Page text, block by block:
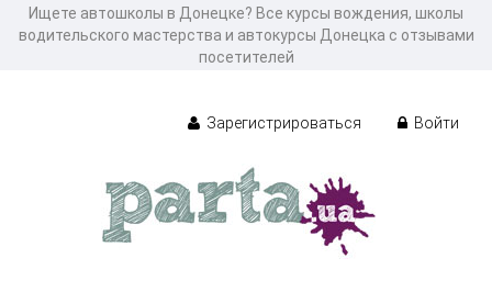
Ищете автошколы в Донецке? Все курсы вождения, школы
водительского мастерства и автокурсы Донецка с отзывами
посетителей
Зарегистрироваться Войти